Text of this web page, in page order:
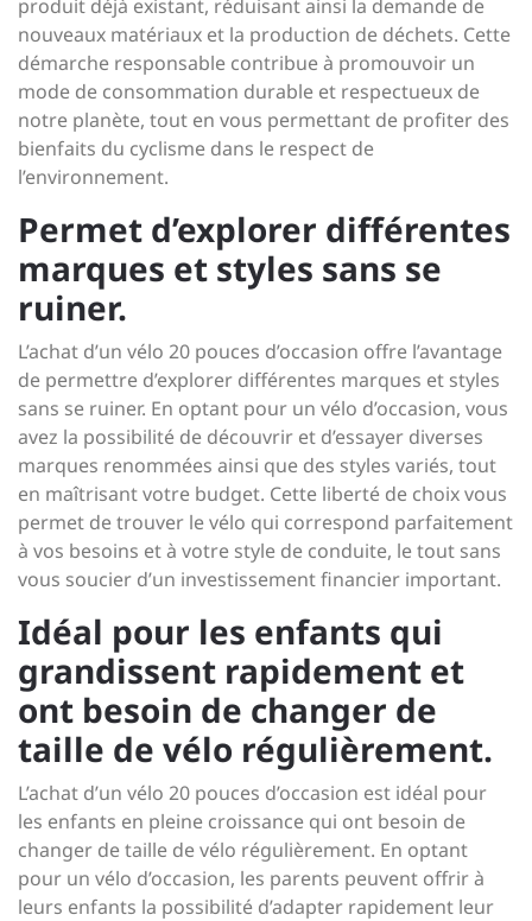
produit déjà existant, réduisant ainsi la demande de
nouveaux matériaux et la production de déchets. Cette
démarche responsable contribue à promouvoir un
mode de consommation durable et respectueux de
notre planète, tout en vous permettant de profiter des
bienfaits du cyclisme dans le respect de
l’environnement.
Permet d’explorer différentes
marques et styles sans se
ruiner.
L’achat d’un vélo 20 pouces d’occasion offre l’avantage
de permettre d’explorer différentes marques et styles
sans se ruiner. En optant pour un vélo d’occasion, vous
avez la possibilité de découvrir et d’essayer diverses
marques renommées ainsi que des styles variés, tout
en maîtrisant votre budget. Cette liberté de choix vous
permet de trouver le vélo qui correspond parfaitement
à vos besoins et à votre style de conduite, le tout sans
vous soucier d’un investissement financier important.
Idéal pour les enfants qui
grandissent rapidement et
ont besoin de changer de
taille de vélo régulièrement.
L’achat d’un vélo 20 pouces d’occasion est idéal pour
les enfants en pleine croissance qui ont besoin de
changer de taille de vélo régulièrement. En optant
pour un vélo d’occasion, les parents peuvent offrir à
leurs enfants la possibilité d’adapter rapidement leur